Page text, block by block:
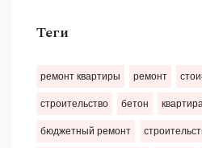
Теги
ремонт квартиры ремонт
строительство бетон
бюджетный ремонт